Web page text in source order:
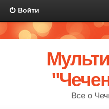
Войти
Все о